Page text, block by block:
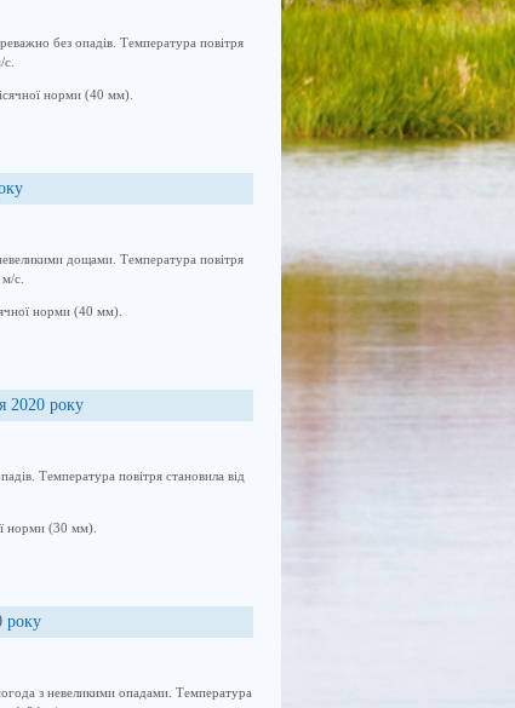
без опадів. Температура повітря
норми (40 мм).
дощами. Температура повітря
с.
норми (40 мм).
2020 року
Температура повітря становила від
норми (30 мм).
року
з невеликими опадами. Температура